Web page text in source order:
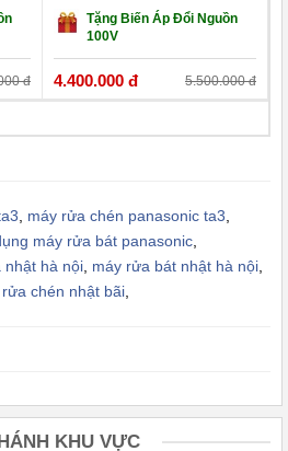
đ
Rửa Bát Nhật HCM
Tặng Biến Áp Đổi Nguồn
100V
4.400.000 đ 5.500.000 đ
, máy rửa chén panasonic ta3,
máy rửa bát panasonic,
nhật hà nội, máy rửa bát nhật hà nội,
rửa chén nhật bãi,
KHU VỰC